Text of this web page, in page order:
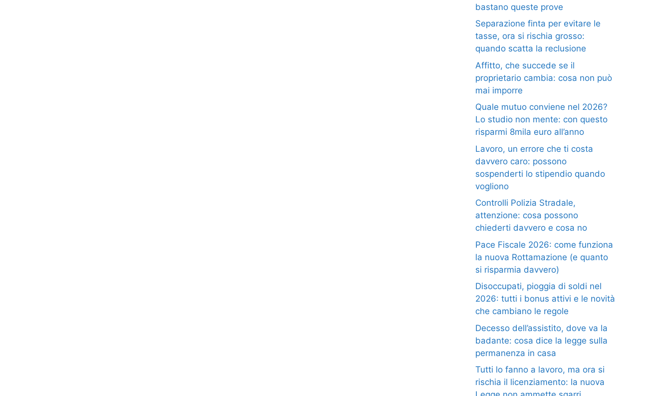
bastano queste prove
Separazione finta per evitare le
tasse, ora si rischia grosso:
quando scatta la reclusione
Affitto, che succede se il
proprietario cambia: cosa non può
mai imporre
Quale mutuo conviene nel 2026?
Lo studio non mente: con questo
risparmi 8mila euro all’anno
Lavoro, un errore che ti costa
davvero caro: possono
sospenderti lo stipendio quando
vogliono
Controlli Polizia Stradale,
attenzione: cosa possono
chiederti davvero e cosa no
Pace Fiscale 2026: come funziona
la nuova Rottamazione (e quanto
si risparmia davvero)
Disoccupati, pioggia di soldi nel
2026: tutti i bonus attivi e le novità
che cambiano le regole
Decesso dell’assistito, dove va la
badante: cosa dice la legge sulla
permanenza in casa
Tutti lo fanno a lavoro, ma ora si
rischia il licenziamento: la nuova